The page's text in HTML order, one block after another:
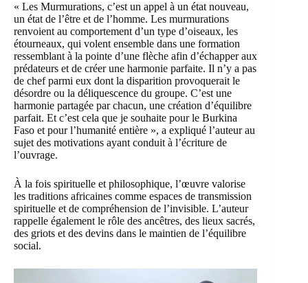
« Les Murmurations, c’est un appel à un état nouveau,
un état de l’être et de l’homme. Les murmurations
renvoient au comportement d’un type d’oiseaux, les
étourneaux, qui volent ensemble dans une formation
ressemblant à la pointe d’une flèche afin d’échapper aux
prédateurs et de créer une harmonie parfaite. Il n’y a pas
de chef parmi eux dont la disparition provoquerait le
désordre ou la déliquescence du groupe. C’est une
harmonie partagée par chacun, une création d’équilibre
parfait. Et c’est cela que je souhaite pour le Burkina
Faso et pour l’humanité entière », a expliqué l’auteur au
sujet des motivations ayant conduit à l’écriture de
l’ouvrage.
À la fois spirituelle et philosophique, l’œuvre valorise
les traditions africaines comme espaces de transmission
spirituelle et de compréhension de l’invisible. L’auteur
rappelle également le rôle des ancêtres, des lieux sacrés,
des griots et des devins dans le maintien de l’équilibre
social.